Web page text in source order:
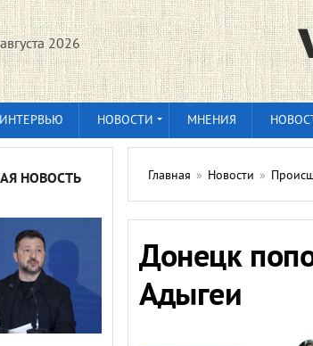
2026
НОВОСТИ МНЕНИЯ
НОВОСТЬ Главная » Новости »
Донецк
Адыгеи